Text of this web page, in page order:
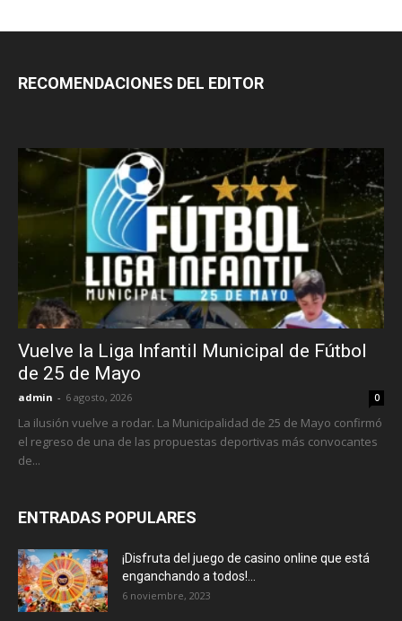
RECOMENDACIONES DEL EDITOR
Vuelve la Liga Infantil Municipal de Fútbol
de 25 de Mayo
admin - 6 agosto, 2026 0
La ilusión vuelve a rodar. La Municipalidad de 25 de Mayo confirmó
el regreso de una de las propuestas deportivas más convocantes
de...
ENTRADAS POPULARES
¡Disfruta del juego de casino online que está
enganchando a todos!...
6 noviembre, 2023